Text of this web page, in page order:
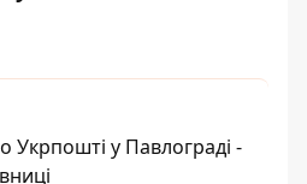
Укрпошті у Павлограді -